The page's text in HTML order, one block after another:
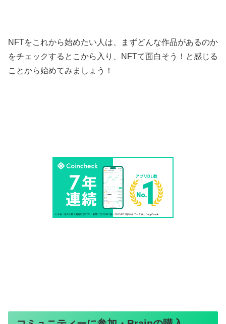
NFTをこれから始めたい人は、まずどんな作品があるのか
をチェックするとこから入り、NFTて面白そう！と感じる
ことから始めてみましょう！